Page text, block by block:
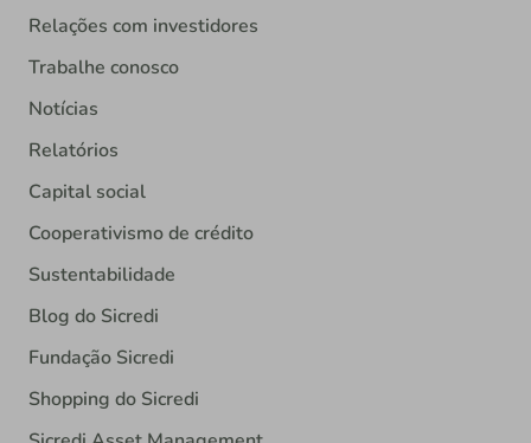
Relações com investidores
Trabalhe conosco
Notícias
Relatórios
Capital social
Cooperativismo de crédito
Sustentabilidade
Blog do Sicredi
Fundação Sicredi
Shopping do Sicredi